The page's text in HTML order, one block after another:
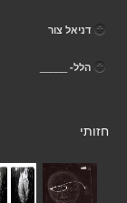
דניאל צור
הלל- _____
חזותי